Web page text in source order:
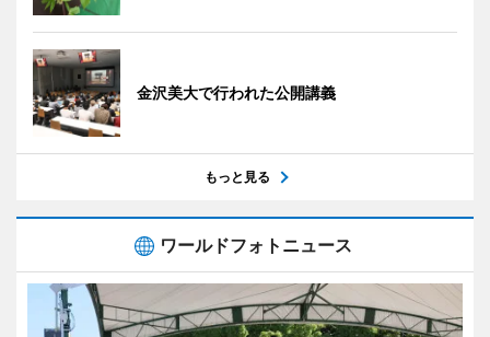
金沢美大で行われた公開講義
もっと見る
ワールドフォトニュース